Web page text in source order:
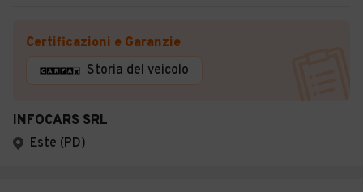
Certificazioni e Garanzie
Storia del veicolo
INFOCARS SRL
Este (PD)